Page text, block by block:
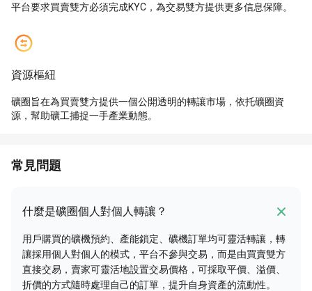
平台要求買賣雙方必須完成KYC，為交易雙方提供更多信息保障。
資源樞紐
礦圈旨在為買賣雙方提供一個公開透明的轉讓市場，依托礦圈資
源，幫助礦工捕捉一手產業動態。
常見問題
什麼是礦圈個人對個人轉讓？
用戶購買的礦機預約、產能鎖定、礦機訂單均可靈活轉讓，轉
讓採用個人對個人的模式，平台不參與交易，而是由買賣雙方
直接交易，賣家可靈活地設置交易價格，可採取平價、溢價、
折價的方式隨時處理自己的訂單，提升自身資產的流動性。